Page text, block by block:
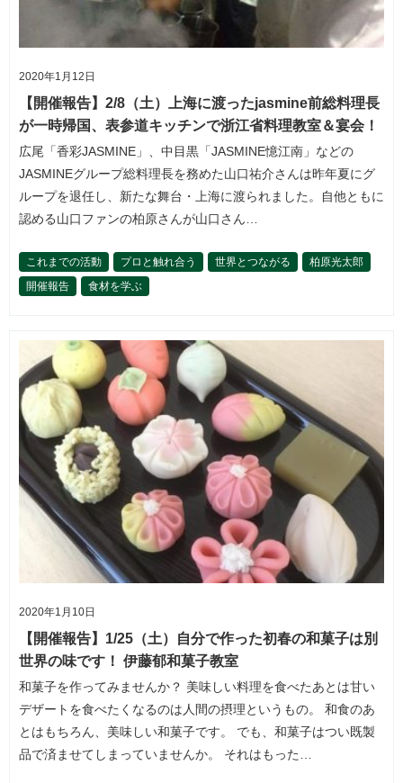
2020年1月12日
【開催報告】2/8（土）上海に渡ったjasmine前総料理長
が一時帰国、表参道キッチンで浙江省料理教室＆宴会！
広尾「香彩JASMINE」、中目黒「JASMINE憶江南」などの
JASMINEグループ総料理長を務めた山口祐介さんは昨年夏にグ
ループを退任し、新たな舞台・上海に渡られました。自他ともに
認める山口ファンの柏原さんが山口さん…
これまでの活動 プロと触れ合う 世界とつながる
柏原光太郎
開催報告
食材を学ぶ
2020年1月10日
【開催報告】1/25（土）自分で作った初春の和菓子は別
世界の味です！ 伊藤郁和菓子教室
和菓子を作ってみませんか？ 美味しい料理を食べたあとは甘い
デザートを食べたくなるのは人間の摂理というもの。 和食のあ
とはもちろん、美味しい和菓子です。 でも、和菓子はつい既製
品で済ませてしまっていませんか。 それはもった…